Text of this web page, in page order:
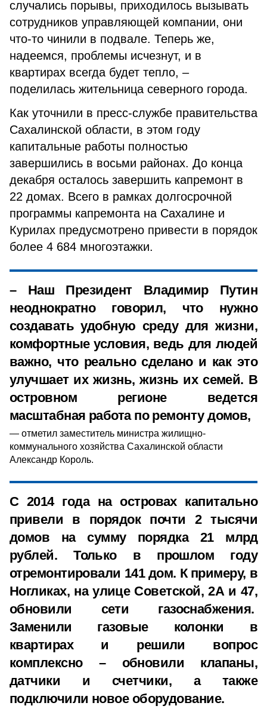
случались порывы, приходилось вызывать
сотрудников управляющей компании, они
что-то чинили в подвале. Теперь же,
надеемся, проблемы исчезнут, и в
квартирах всегда будет тепло, –
поделилась жительница северного города.
Как уточнили в пресс-службе правительства
Сахалинской области, в этом году
капитальные работы полностью
завершились в восьми районах. До конца
декабря осталось завершить капремонт в
22 домах. Всего в рамках долгосрочной
программы капремонта на Сахалине и
Курилах предусмотрено привести в порядок
более 4 684 многоэтажки.
– Наш Президент Владимир Путин
неоднократно говорил, что нужно
создавать удобную среду для жизни,
комфортные условия, ведь для людей
важно, что реально сделано и как это
улучшает их жизнь, жизнь их семей. В
островном регионе ведется
масштабная работа по ремонту домов,
отметил заместитель министра жилищно-
коммунального хозяйства Сахалинской области
Александр Король.
С 2014 года на островах капитально
привели в порядок почти 2 тысячи
домов на сумму порядка 21 млрд
рублей. Только в прошлом году
отремонтировали 141 дом. К примеру, в
Ногликах, на улице Советской, 2А и 47,
обновили сети газоснабжения.
Заменили газовые колонки в
квартирах и решили вопрос
комплексно – обновили клапаны,
датчики и счетчики, а также
подключили новое оборудование.